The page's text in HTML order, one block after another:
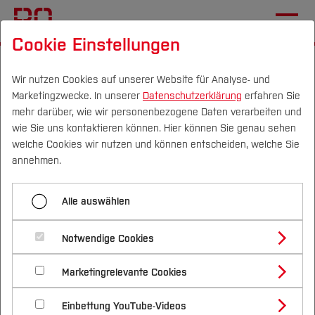
Campus Personen DE|EN Quicklinks
Studium
Studienangebote
Bachelorstudiengänge
Masterstudiengänge
Vor dem Studium
Bewerben & Einschreiben
Bewerbungsportal
Im Studium
Studienbüros und Prüfungen
Nach dem Studium
Forschung & Transfer
Profil
Forschungs- und Transferprofil
Schwerpunkte (FuT)
Beratung & Förderung
Nachhaltigkeit
Nachhaltigkeit studieren
International
Menü aufklappen
Aktorik
Elektrotechnik
Informatik
Künstliche Intelligenz
Ausstattung für
Wirtschafts-und
Industrieinformatik
In der Wirtschafts- und Industrieinformatik geht es
darum, Informatik einzusetzen, um
Cookie Einstellungen
Wir nutzen Cookies auf unserer Website für Analyse- und
Marketingzwecke. In unserer Datenschutzerklärung erfahren Sie
mehr darüber, wie wir personenbezogene Daten verarbeiten und
wie Sie uns kontaktieren können. Hier können Sie genau sehen
welche Cookies wir nutzen und können entscheiden, welche Sie
annehmen.
Alle auswählen
Notwendige Cookies
Marketingrelevante Cookies
Einbettung YouTube-Videos